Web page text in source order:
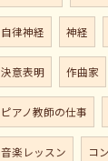
自律神経 神経
決意表明 作曲家
ピアノ教師の仕事
音楽レッスン コ